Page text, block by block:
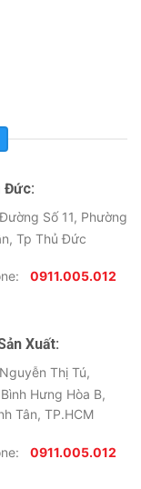
Đức:
Số 11, Phường
Tp Thủ Đức
0911.005.012
Xuất:
Thị Tú,
Hưng Hòa B,
Tân, TP.HCM
0911.005.012